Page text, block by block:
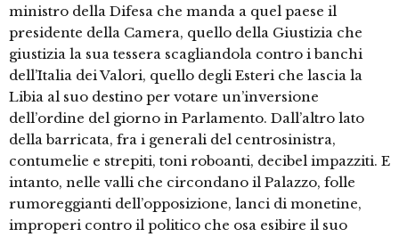
ministro della Difesa che manda a quel paese il
presidente della Camera, quello della Giustizia che
giustizia la sua tessera scagliandola contro i banchi
dell’Italia dei Valori, quello degli Esteri che lascia la
Libia al suo destino per votare un’inversione
dell’ordine del giorno in Parlamento. Dall’altro lato
della barricata, fra i generali del centrosinistra,
contumelie e strepiti, toni roboanti, decibel impazziti. E
intanto, nelle valli che circondano il Palazzo, folle
rumoreggianti dell’opposizione, lanci di monetine,
improperi contro il politico che osa esibire il suo